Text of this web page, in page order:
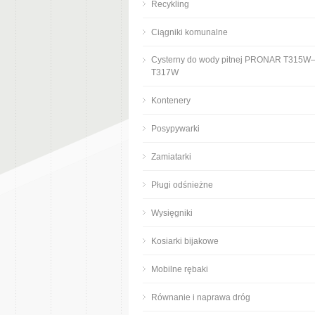
Recykling
Ciągniki komunalne
Cysterny do wody pitnej PRONAR T315W–
T317W
Kontenery
Posypywarki
Zamiatarki
Pługi odśnieżne
Wysięgniki
Kosiarki bijakowe
Mobilne rębaki
Równanie i naprawa dróg